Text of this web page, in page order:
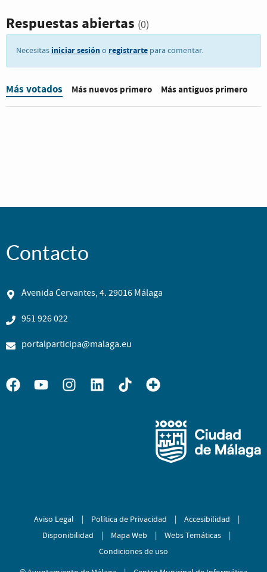
Respuestas abiertas (0)
Necesitas iniciar sesióno registrarte para comentar.
Más votados Más nuevos primero Más antiguos primero
Contacto
Avenida Cervantes, 4. 29016 Málaga
951 926 022
portalparticipa@malaga.eu
Aviso Legal | Política de Privacidad | Accesibilidad
|
Disponibilidad
| Mapa Web | Webs Temáticas
|
Condiciones de uso